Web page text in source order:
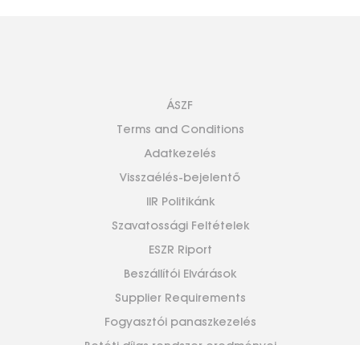
ÁSZF
Terms and Conditions
Adatkezelés
Visszaélés-bejelentő
IIR Politikánk
Szavatossági Feltételek
ESZR Riport
Beszállítói Elvárások
Supplier Requirements
Fogyasztói panaszkezelés